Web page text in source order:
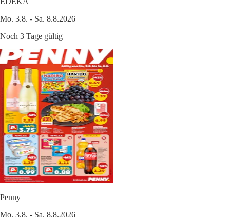
Mo. 3.8. - Sa. 8.8.2026
Noch 3 Tage gültig
Penny
Mo. 3.8. - Sa. 8.8.2026